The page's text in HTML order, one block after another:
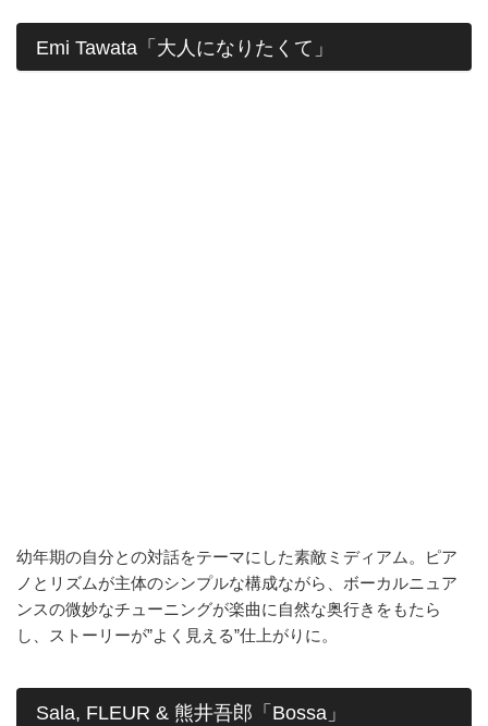
Emi Tawata「大人になりたくて」
幼年期の自分との対話をテーマにした素敵ミディアム。ピア
ノとリズムが主体のシンプルな構成ながら、ボーカルニュア
ンスの微妙なチューニングが楽曲に自然な奥行きをもたら
し、ストーリーが”よく見える”仕上がりに。
Sala, FLEUR & 熊井吾郎「Bossa」